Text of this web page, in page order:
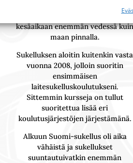
läträämiseen. Olin varmaankin
kesäaikaan enemmän vedessä
maan pinnalla.
Sukelluksen aloitin kuitenkin vasta
vuonna 2008, jolloin suoritin
ensimmäisen
laitesukelluskoulutukseni.
Sittemmin kursseja on tullut
suoritettua lisää eri
koulutusjärjestöjen järjestämänä.
Alkuun Suomi-sukellus oli aika
vähäistä ja sukellukset
suuntautuivatkin enemmän